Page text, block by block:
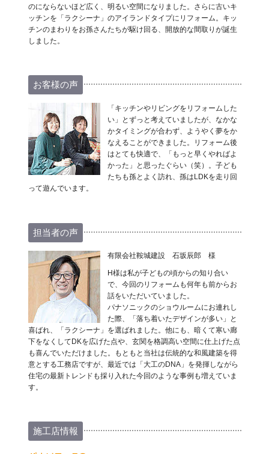
のにならないほど広く、明るい空間になりました。さらに古いキ
ッチンを「ラクシーナ」のアイランドタイプにリフォーム。キッ
チンのまわりをお孫さんたちが駆け回る、開放的な間取りが誕生
しました。
お客様の声
「キッチンやリビングをリフォームした
い」とずっと考えていましたが、なかな
かタイミングが合わず、ようやく夢をか
なえることができました。リフォーム後
はとても快適で、「もっと早くやればよ
かった」と思ったぐらい（笑）。子ども
たちも孫とよく訪れ、孫はLDKを走り回
って遊んでいます。
担当者の声
有限会社鞍城建設 石坂辰郎 様
H様は私が子どもの頃からの知り合い
で、今回のリフォームも何年も前からお
話をいただいていました。
パナソニックのショウルームにお連れし
た際、「落ち着いたデザインが多い」と
喜ばれ、「ラクシーナ」を選ばれました。他にも、暗くて寒い廊
下をなくしてDKを広げた点や、玄関を格調高い空間に仕上げた点
も喜んでいただけました。もともと当社は伝統的な和風建築を得
意とする工務店ですが、最近では「大工のDNA」を発揮しながら
住宅の最新トレンドも採り入れた今回のような事例も増えていま
す。
施工店情報